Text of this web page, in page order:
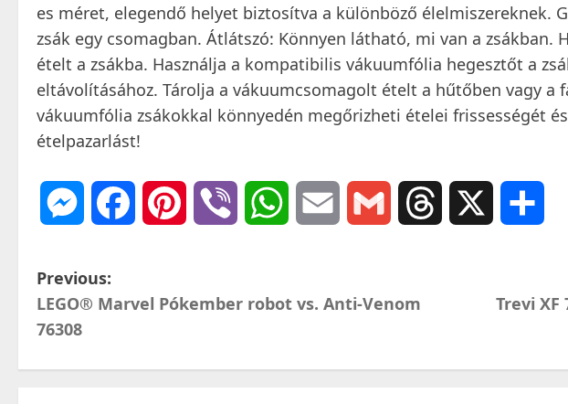
es méret, elegendő helyet biztosítva a különböző élelmiszereknek.
zsák egy csomagban. Átlátszó: Könnyen látható, mi van a zsákban.
ételt a zsákba. Használja a kompatibilis vákuumfólia hegesztőt a
eltávolításához. Tárolja a vákuumcsomagolt ételt a hűtőben vagy a
vákuumfólia zsákokkal könnyedén megőrizheti ételei frissességét
ételpazarlást!
MessengerFacebookPinterest Viber WhatsAppEmail Gmail Threads
P
o
s
Previous:
LEGO® Marvel Pókember robot vs. Anti-Venom
76308
Trevi XF